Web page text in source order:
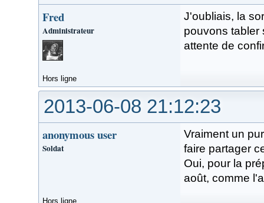
Fred
Administrateur
J'oubliais, la
pouvons tabler
attente de
Hors ligne
2013-06-08 21:12:23
anonymous user
Soldat
Vraiment un
faire partager
Oui, pour la
août, comme
Hors ligne